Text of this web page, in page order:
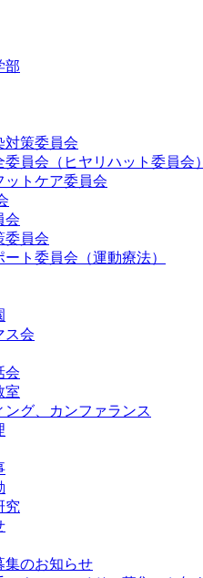
部
対策委員会
委員会（ヒヤリハット委員会）
ットケア委員会
会
委員会
ト委員会（運動療法）
ス会
会
室
ング、カンファランス
究
集のお知らせ